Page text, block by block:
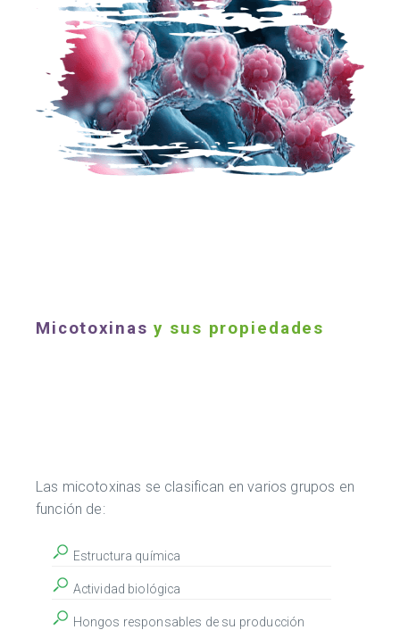
Micotoxinas y sus propiedades
Las micotoxinas se clasifican en varios grupos en
función de:
Estructura química
Actividad biológica
Hongos responsables de su producción